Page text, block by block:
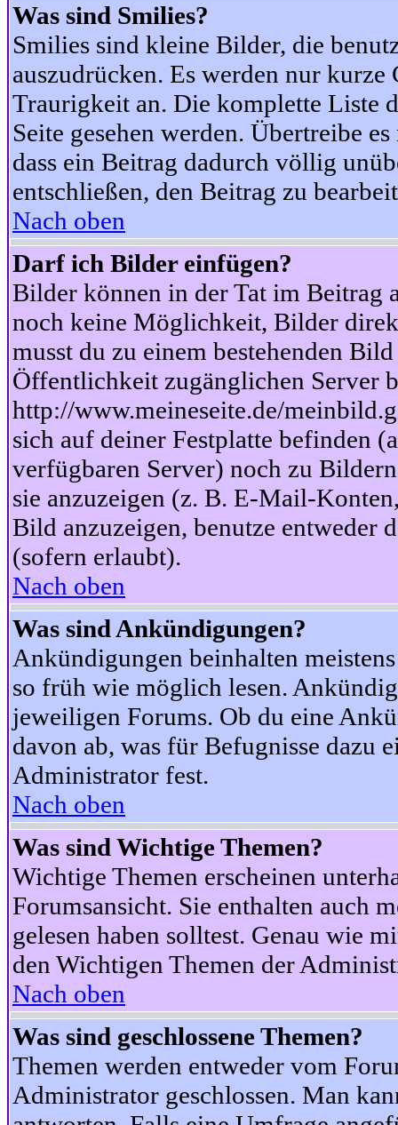
Was sind Smilies?
Smilies sind kleine Bilder, die
auszudrücken. Es werden nur
Traurigkeit an. Die komplette Liste
Seite gesehen werden. Übertreibe
dass ein Beitrag dadurch völlig
entschließen, den Beitrag zu
Nach oben
Darf ich Bilder einfügen?
Bilder können in der Tat im Beitrag
noch keine Möglichkeit, Bilder
musst du zu einem bestehenden
Öffentlichkeit zugänglichen Server
http://www.meineseite.de/
sich auf deiner Festplatte befinden
verfügbaren Server) noch zu
sie anzuzeigen (z. B. E-Mail-
Bild anzuzeigen, benutze
(sofern erlaubt).
Nach oben
Was sind Ankündigungen?
Ankündigungen beinhalten
so früh wie möglich lesen.
jeweiligen Forums. Ob du eine
davon ab, was für Befugnisse dazu
Administrator fest.
Nach oben
Was sind Wichtige Themen?
Wichtige Themen erscheinen
Forumsansicht. Sie enthalten auch
gelesen haben solltest. Genau wie
den Wichtigen Themen der
Nach oben
Was sind geschlossene Themen?
Themen werden entweder vom
Administrator geschlossen. Man